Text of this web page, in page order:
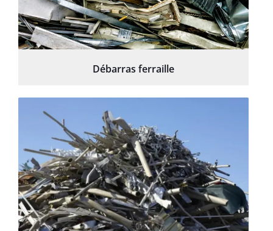
Débarras ferraille